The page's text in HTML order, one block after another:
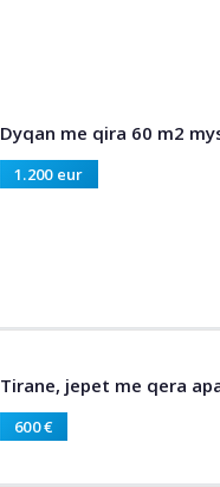
Dyqan me qira 60 m2
1.200 eur
Tirane, jepet me qera
600 €